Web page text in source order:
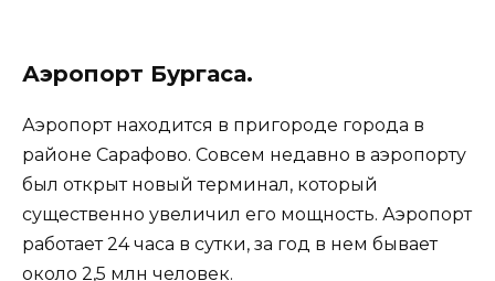
Аэропорт Бургаса.
Аэропорт находится в пригороде города в
районе Сарафово. Совсем недавно в аэропорту
был открыт новый терминал, который
существенно увеличил его мощность. Аэропорт
работает 24 часа в сутки, за год в нем бывает
около 2,5 млн человек.